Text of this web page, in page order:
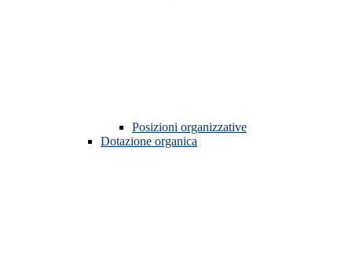
Posizioni organizzative
Dotazione organica